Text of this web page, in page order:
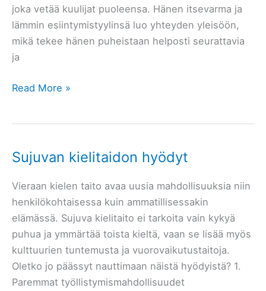
joka vetää kuulijat puoleensa. Hänen itsevarma ja
lämmin esiintymistyylinsä luo yhteyden yleisöön,
mikä tekee hänen puheistaan helposti seurattavia
ja
Hyödynnä
Read More »
Sujuvan kielitaidon hyödyt
Vieraan kielen taito avaa uusia mahdollisuuksia niin
henkilökohtaisessa kuin ammatillisessakin
elämässä. Sujuva kielitaito ei tarkoita vain kykyä
puhua ja ymmärtää toista kieltä, vaan se lisää myös
kulttuurien tuntemusta ja vuorovaikutustaitoja.
Oletko jo päässyt nauttimaan näistä hyödyistä? 1.
Paremmat työllistymismahdollisuudet